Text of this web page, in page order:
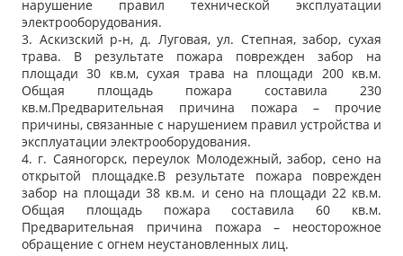
нарушение правил технической эксплуатации
электрооборудования.
3. Аскизский р-н, д. Луговая, ул. Степная, забор, сухая
трава. В результате пожара поврежден забор на
площади 30 кв.м, сухая трава на площади 200 кв.м.
Общая площадь пожара составила 230
кв.м.Предварительная причина пожара – прочие
причины, связанные с нарушением правил устройства и
эксплуатации электрооборудования.
4. г. Саяногорск, переулок Молодежный, забор, сено на
открытой площадке.В результате пожара поврежден
забор на площади 38 кв.м. и сено на площади 22 кв.м.
Общая площадь пожара составила 60 кв.м.
Предварительная причина пожара – неосторожное
обращение с огнем неустановленных лиц.